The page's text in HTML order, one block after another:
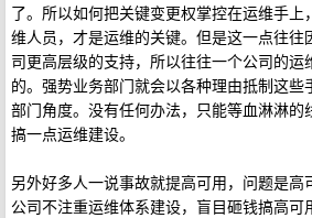
了。所以如何把关键变更权掌控在运维手
维人员，才是运维的关键。但是这一点往往
司更高层级的支持，所以往往一个公司的运
的。强势业务部门就会以各种理由抵制这
部门角度。没有任何办法，只能等血淋淋的
搞一点运维建设。
另外好多人一说事故就提高可用，问题是高
公司不注重运维体系建设，盲目砸钱搞高